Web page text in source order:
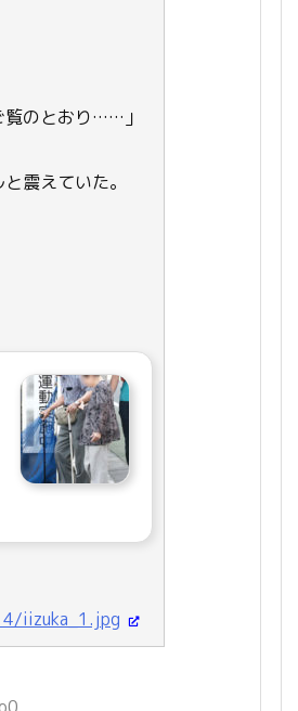
覧のとおり……」
震えていた。
iizuka_1.jpg